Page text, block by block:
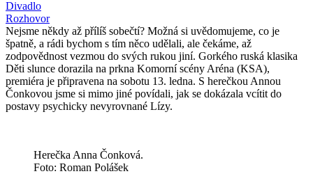
Divadlo
Rozhovor
Nejsme někdy až přílíš sobečtí? Možná si uvědomujeme, co je
špatně, a rádi bychom s tím něco udělali, ale čekáme, až
zodpovědnost vezmou do svých rukou jiní. Gorkého ruská klasika
Děti slunce dorazila na prkna Komorní scény Aréna (KSA),
premiéra je připravena na sobotu 13. ledna. S herečkou Annou
Čonkovou jsme si mimo jiné povídali, jak se dokázala vcítit do
postavy psychicky nevyrovnané Lízy.
Herečka Anna Čonková.
Foto: Roman Polášek